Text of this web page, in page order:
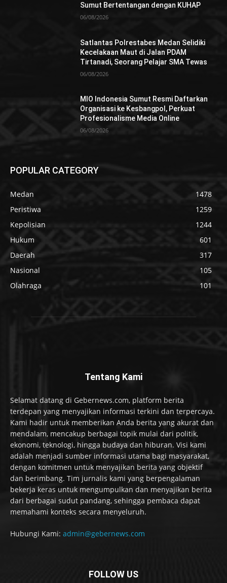
Sumut Bertentangan dengan KUHAP
06/08/2026
Satlantas Polrestabes Medan Selidiki
Kecelakaan Maut di Jalan PDAM
Tirtanadi, Seorang Pelajar SMA Tewas
06/08/2026
MIO Indonesia Sumut Resmi Daftarkan
Organisasi ke Kesbangpol, Perkuat
Profesionalisme Media Online
06/08/2026
POPULAR CATEGORY
Medan
1478
Peristiwa
1259
Kepolisian
1244
Hukum
601
Daerah
317
Nasional
105
Olahraga
101
Tentang Kami
Selamat datang di Gebernews.com, platform berita
terdepan yang menyajikan informasi terkini dan terpercaya.
Kami hadir untuk memberikan Anda berita yang akurat dan
mendalam, mencakup berbagai topik mulai dari politik,
ekonomi, teknologi, hingga budaya dan hiburan. Visi kami
adalah menjadi sumber informasi utama bagi masyarakat,
dengan komitmen untuk menyajikan berita yang objektif
dan berimbang. Tim jurnalis kami yang berpengalaman
bekerja keras untuk mengumpulkan dan menyajikan berita
dari berbagai sudut pandang, sehingga pembaca dapat
memahami konteks secara menyeluruh.
Hubungi Kami: admin@gebernews.com
FOLLOW US